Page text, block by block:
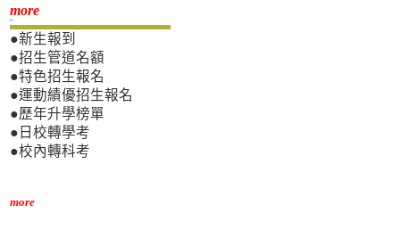
more新生專區
●新生報到
●招生管道名額
●特色招生報名
●運動績優招生報名
●歷年升學榜單
●日校轉學考
●校內轉科考
more